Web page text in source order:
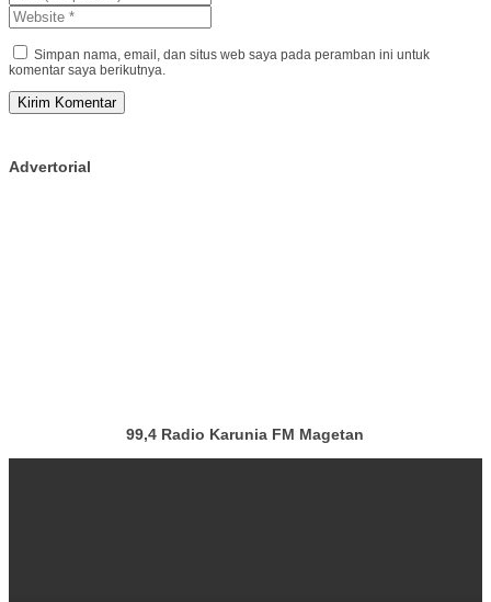
Simpan nama, email, dan situs web saya pada peramban ini untuk
komentar saya berikutnya.
Advertorial
99,4 Radio Karunia FM Magetan